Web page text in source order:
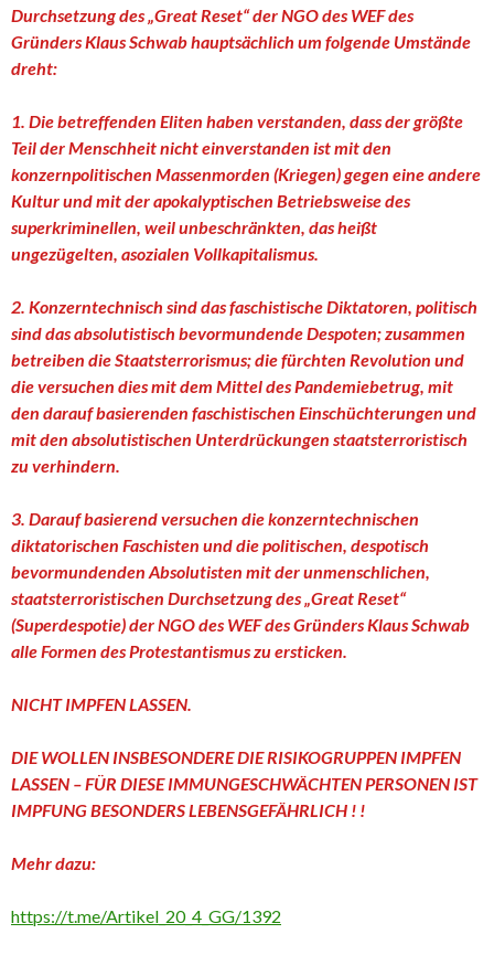
Durchsetzung des „Great Reset“ der NGO des WEF des
Gründers Klaus Schwab hauptsächlich um folgende Umstände
dreht:
1. Die betreffenden Eliten haben verstanden, dass der größte
Teil der Menschheit nicht einverstanden ist mit den
konzernpolitischen Massenmorden (Kriegen) gegen eine andere
Kultur und mit der apokalyptischen Betriebsweise des
superkriminellen, weil unbeschränkten, das heißt
ungezügelten, asozialen Vollkapitalismus.
2. Konzerntechnisch sind das faschistische Diktatoren, politisch
sind das absolutistisch bevormundende Despoten; zusammen
betreiben die Staatsterrorismus; die fürchten Revolution und
die versuchen dies mit dem Mittel des Pandemiebetrug, mit
den darauf basierenden faschistischen Einschüchterungen und
mit den absolutistischen Unterdrückungen staatsterroristisch
zu verhindern.
3. Darauf basierend versuchen die konzerntechnischen
diktatorischen Faschisten und die politischen, despotisch
bevormundenden Absolutisten mit der unmenschlichen,
staatsterroristischen Durchsetzung des „Great Reset“
(Superdespotie) der NGO des WEF des Gründers Klaus Schwab
alle Formen des Protestantismus zu ersticken.
NICHT IMPFEN LASSEN.
DIE WOLLEN INSBESONDERE DIE RISIKOGRUPPEN IMPFEN
LASSEN – FÜR DIESE IMMUNGESCHWÄCHTEN PERSONEN IST
IMPFUNG BESONDERS LEBENSGEFÄHRLICH ! !
Mehr dazu:
https://t.me/Artikel_20_4_GG/1392